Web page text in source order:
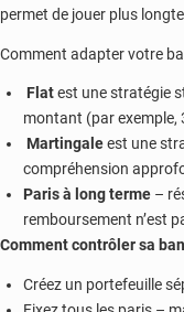
permet de jouer plus
Comment adapter votre
Flatest une stratégie
montant (par exemple,
Martingaleest une
compréhension
Paris à long terme –
remboursement n’est
Comment contrôler sa
Créez un portefeuille